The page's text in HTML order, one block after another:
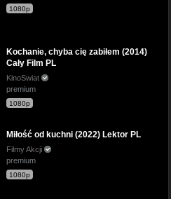
1080p
Kochanie, chyba cię zabiłem (2014)
Cały Film PL
KinoSwiat
premium
1080p
Miłość od kuchni (2022) Lektor PL
Filmy Akcji
premium
1080p